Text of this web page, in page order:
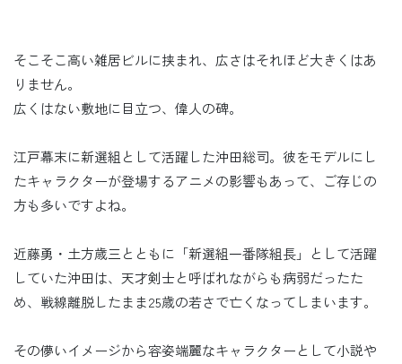
そこそこ高い雑居ビルに挟まれ、広さはそれほど大きくはあ
りません。
広くはない敷地に目立つ、偉人の碑。
江戸幕末に新選組として活躍した沖田総司。彼をモデルにし
たキャラクターが登場するアニメの影響もあって、ご存じの
方も多いですよね。
近藤勇・土方歳三とともに「新選組一番隊組長」として活躍
していた沖田は、天才剣士と呼ばれながらも病弱だったた
め、戦線離脱したまま25歳の若さで亡くなってしまいます。
その儚いイメージから容姿端麗なキャラクターとして小説や